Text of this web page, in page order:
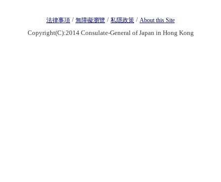
法律事項 / 無障礙瀏覽 / 私隱政策 / About this Site
Copyright(C):2014 Consulate-General of Japan in Hong Kong